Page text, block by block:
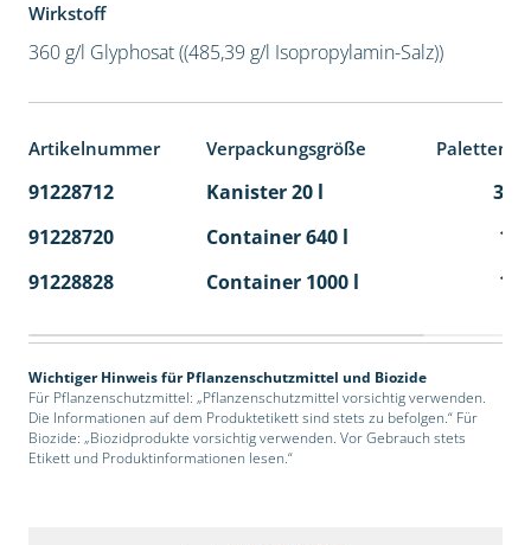
Wirkstoff
360 g/l Glyphosat ((485,39 g/l Isopropylamin-Salz))
Artikelnummer Verpackungsgröße
91228712 Kanister 20 l
32
91228720
Container 640 l
1
91228828
Container 1000 l 1
Wichtiger Hinweis für Pflanzenschutzmittel und Biozide
Für Pflanzenschutzmittel: „Pflanzenschutzmittel vorsichtig verwenden.
Die Informationen auf dem Produktetikett sind stets zu befolgen.“ Für
Biozide: „Biozidprodukte vorsichtig verwenden. Vor Gebrauch stets
Etikett und Produktinformationen lesen.“